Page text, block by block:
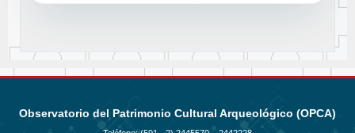
Observatorio del Patrimonio Cultural Arqueológico (OPCA)